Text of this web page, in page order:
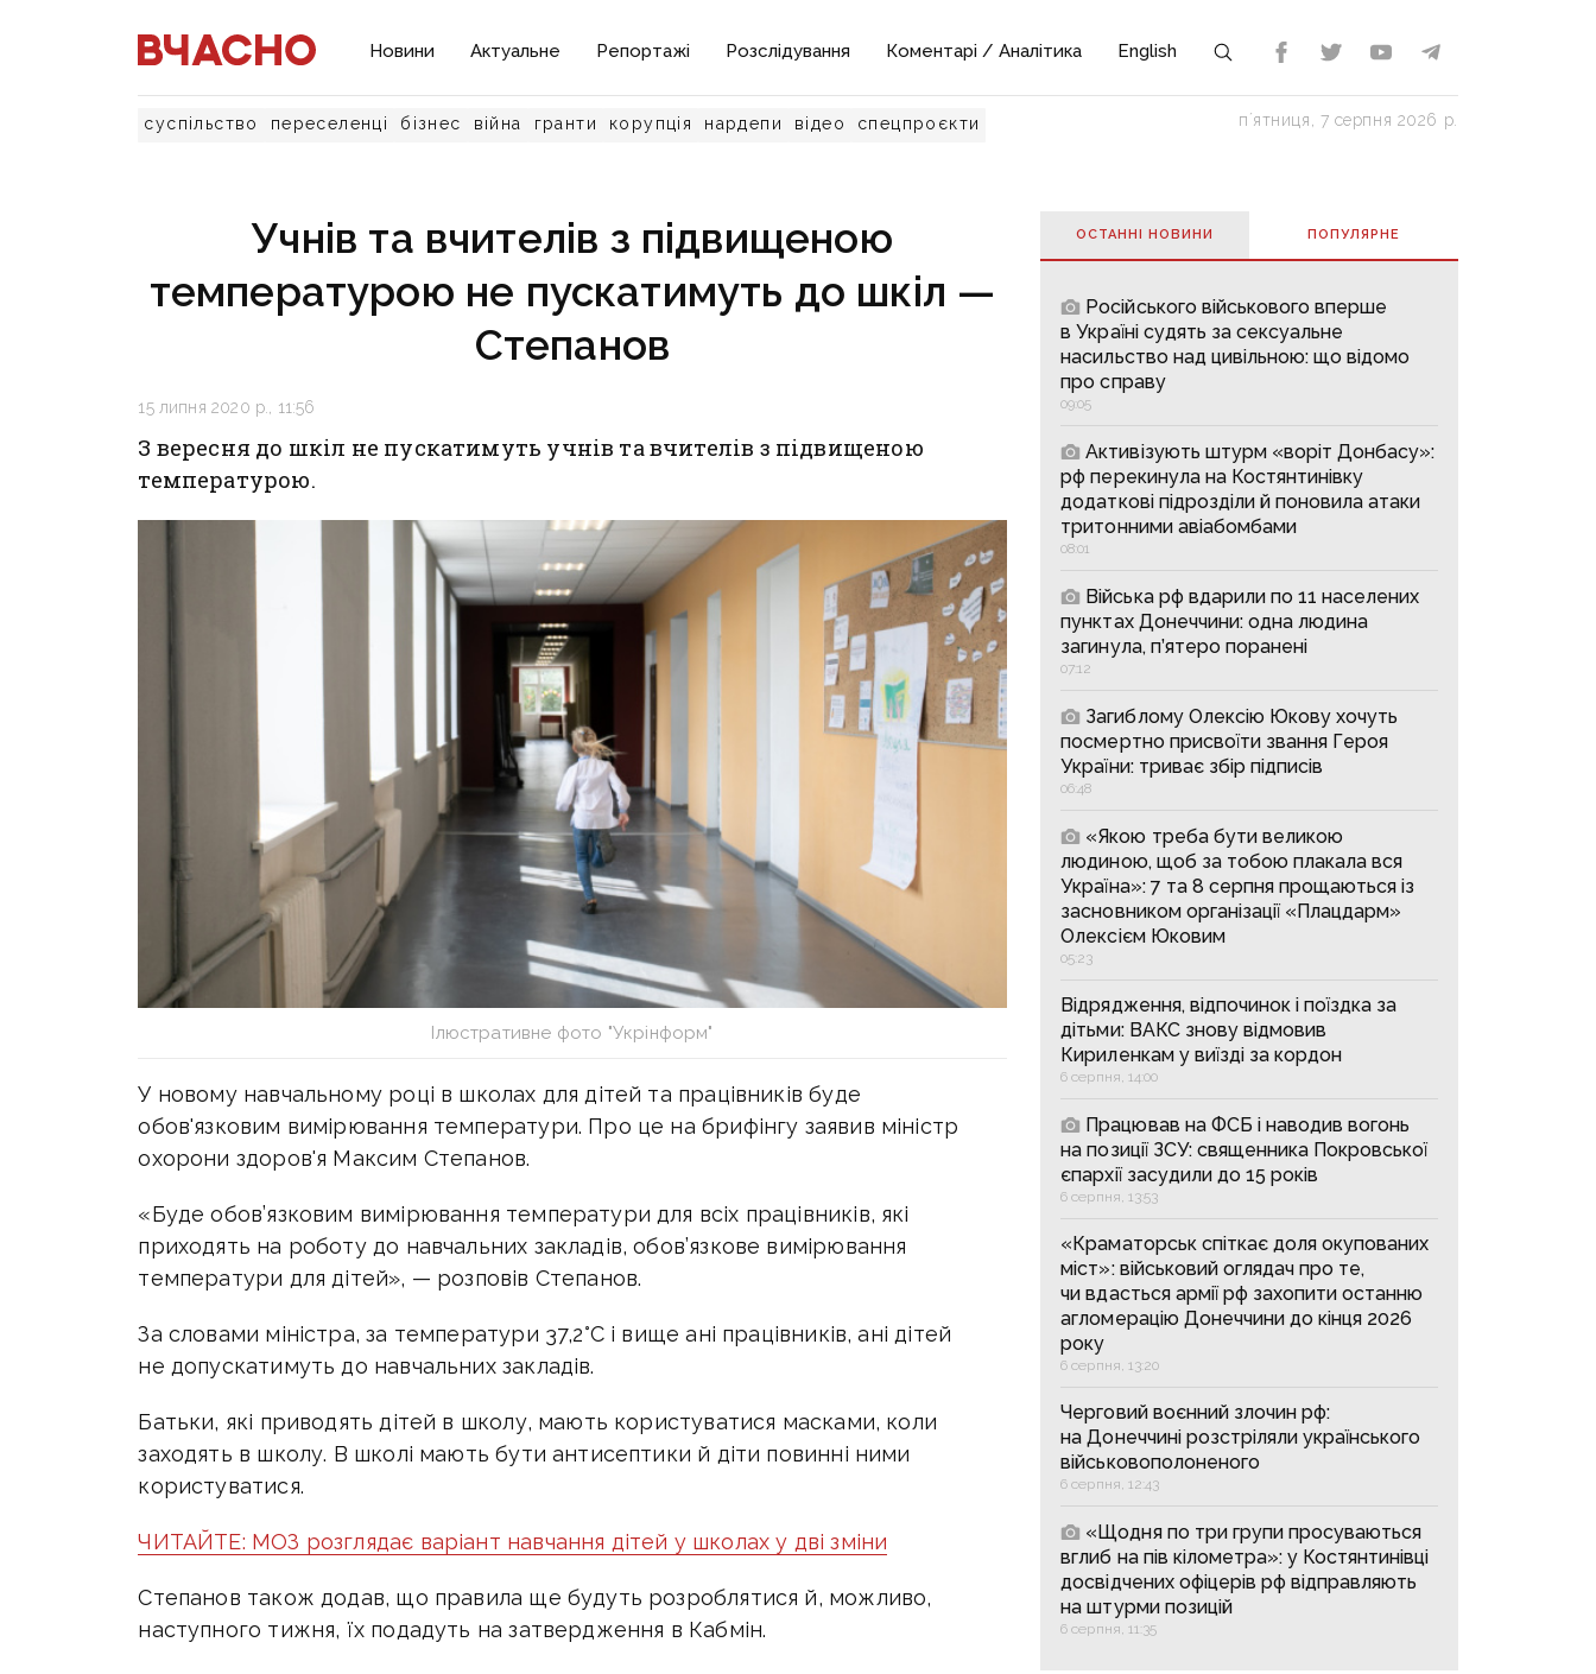
Новини Актуальне Репортажі Розслідування Коментарі / Аналітика English
суспільство переселенці бізнес війна гранти корупція нардепи відео спецпроєкти пʼятниця, 7 серпня 2026 р.
Учнів та вчителів з підвищеною
температурою не пускатимуть до шкіл —
Степанов
15 липня 2020 р., 11:56
З вересня до шкіл не пускатимуть учнів та вчителів з підвищеною
температурою.
Ілюстративне фото "Укрінформ"
У новому навчальному році в школах для дітей та працівників буде
обов'язковим вимірювання температури. Про це на брифінгу заявив міністр
охорони здоров'я Максим Степанов.
«Буде обов’язковим вимірювання температури для всіх працівників, які
приходять на роботу до навчальних закладів, обов’язкове вимірювання
температури для дітей», — розповів Степанов.
За словами міністра, за температури 37,2°C і вище ані працівників, ані дітей
не допускатимуть до навчальних закладів.
Батьки, які приводять дітей в школу, мають користуватися масками, коли
заходять в школу. В школі мають бути антисептики й діти повинні ними
користуватися.
ЧИТАЙТЕ: МОЗ розглядає варіант навчання дітей у школах у дві зміни
Степанов також додав, що правила ще будуть розроблятися й, можливо,
наступного тижня, їх подадуть на затвердження в Кабмін.
ОСТАННІ НОВИНИ ПОПУЛЯРНE
Російського військового вперше
в Україні судять за сексуальне
насильство над цивільною: що відомо
про справу
09:05
Активізують штурм «воріт Донбасу»:
рф перекинула на Костянтинівку
додаткові підрозділи й поновила атаки
тритонними авіабомбами
08:01
Війська рф вдарили по 11 населених
пунктах Донеччини: одна людина
загинула, п’ятеро поранені
07:12
Загиблому Олексію Юкову хочуть
посмертно присвоїти звання Героя
України: триває збір підписів
06:48
«Якою треба бути великою
людиною, щоб за тобою плакала вся
Україна»: 7 та 8 серпня прощаються із
засновником організації «Плацдарм»
Олексієм Юковим
05:23
Відрядження, відпочинок і поїздка за
дітьми: ВАКС знову відмовив
Кириленкам у виїзді за кордон
6 серпня, 14:00
Працював на ФСБ і наводив вогонь
на позиції ЗСУ: священника Покровської
єпархії засудили до 15 років
6 серпня, 13:53
«Краматорськ спіткає доля окупованих
міст»: військовий оглядач про те,
чи вдасться армії рф захопити останню
агломерацію Донеччини до кінця 2026
року
6 серпня, 13:20
Черговий воєнний злочин рф:
на Донеччині розстріляли українського
військовополоненого
6 серпня, 12:43
«Щодня по три групи просуваються
вглиб на пів кілометра»: у Костянтинівці
досвідчених офіцерів рф відправляють
на штурми позицій
6 серпня, 11:35